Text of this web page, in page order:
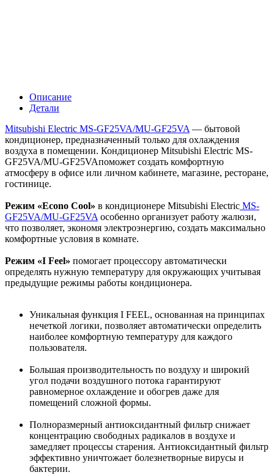
Описание
Детали
Mitsubishi Electric MS-GF25VA/MU-GF25VA — бытовой
кондиционер, предназначенный только для охлаждения
воздуха в помещении. Кондиционер Mitsubishi Electric MS-
GF25VA/MU-GF25VAпоможет создать комфортную
атмосферу в офисе или личном кабинете, магазине, ресторане,
гостинице.
Режим «Econo Cool» в кондиционере Mitsubishi Electric MS-
GF25VA/MU-GF25VA особенно организует работу жалюзи,
что позволяет, экономя электроэнергию, создать максимально
комфортные условия в комнате.
Режим «I Feel» помогает процессору автоматически
определять нужную температуру для окружающих учитывая
предыдущие режимы работы кондиционера.
Уникальная функция I FEEL, основанная на принципах
нечеткой логики, позволяет автоматически определить
наиболее комфортную температуру для каждого
пользователя.
Большая производительность по воздуху и широкий
угол подачи воздушного потока гарантируют
равномерное охлаждение и обогрев даже для
помещений сложной формы.
Полноразмерный антиоксидантный фильтр снижает
концентрацию свободных радикалов в воздухе и
замедляет процессы старения. Антиоксидантный фильтр
эффективно уничтожает болезнетворные вирусы и
бактерии.